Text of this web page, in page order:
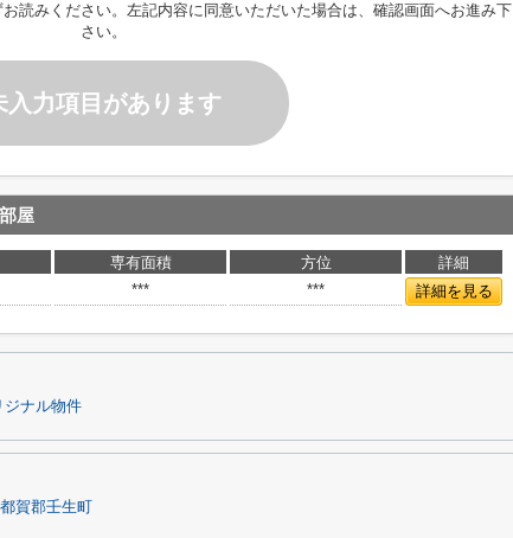
お読みください。左記内容に同意いただいた場合は、確認画面へお進み下
さい。
入力項目があります
屋
専有面積 方位
詳細
*** *** 詳細を見る
ジナル物件
賀郡壬生町